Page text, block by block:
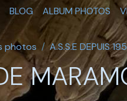
BLOG ALBUM PHOTOS
photos A.S.S.E DEPUIS